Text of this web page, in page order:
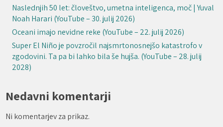
Naslednjih 50 let: človeštvo, umetna inteligenca, moč | Yuval
Noah Harari (YouTube – 30. julij 2026)
Oceani imajo nevidne reke (YouTube – 22. julij 2026)
Super El Niño je povzročil najsmrtonosnejšo katastrofo v
zgodovini. Ta pa bi lahko bila še hujša. (YouTube – 28. julij
2028)
Nedavni komentarji
Ni komentarjev za prikaz.